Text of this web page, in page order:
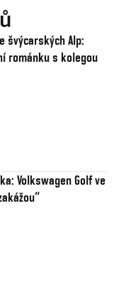
švýcarských Alp:
románku s kolegou
Volkswagen Golf ve